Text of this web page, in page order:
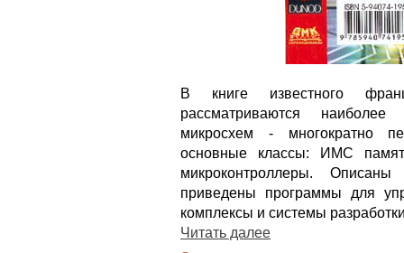
В книге известного
рассматриваются
микросхем - многократно
основные классы: ИМС
микроконтроллеры.
приведены программы для
комплексы и системы
Читать далее